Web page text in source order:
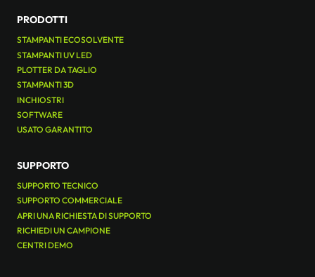
PRODOTTI
STAMPANTI ECOSOLVENTE
STAMPANTI UV LED
PLOTTER DA TAGLIO
STAMPANTI 3D
INCHIOSTRI
SOFTWARE
USATO GARANTITO
SUPPORTO
SUPPORTO TECNICO
SUPPORTO COMMERCIALE
APRI UNA RICHIESTA DI SUPPORTO
RICHIEDI UN CAMPIONE
CENTRI DEMO